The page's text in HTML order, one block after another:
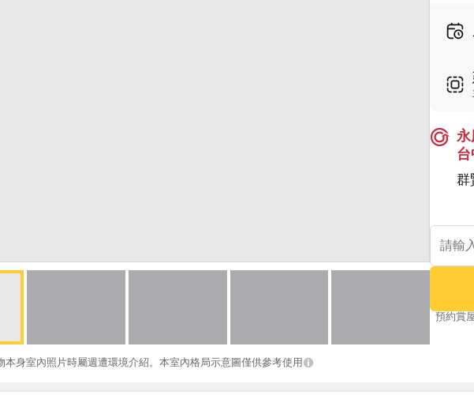
身室內照片時屬週遭環境介紹。本室內格局示意圖僅供參考使用
永
群
預約賞